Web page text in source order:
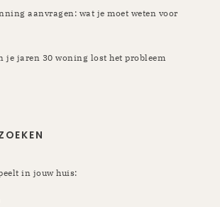
aanvragen: wat je moet weten voor
je jaren 30 woning lost het probleem
in jouw huis: